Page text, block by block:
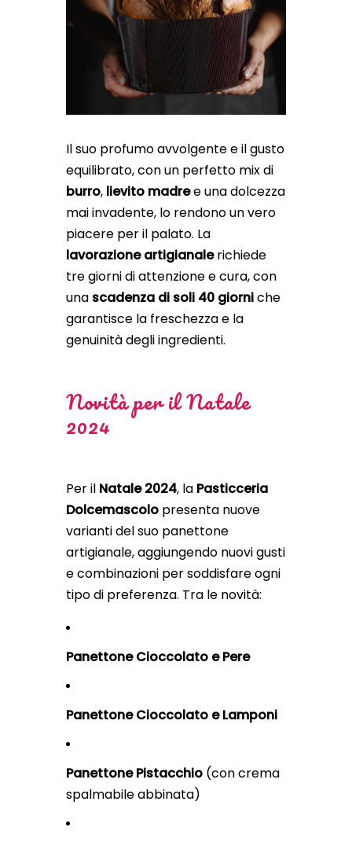
Il suo profumo avvolgente e il gusto
equilibrato, con un perfetto mix di
burro, lievito madree una dolcezza
mai invadente, lo rendono un vero
piacere per il palato. La
lavorazione artigianalerichiede
tre giorni di attenzione e cura, con
una scadenza di soli 40 giorniche
garantisce la freschezza e la
genuinità degli ingredienti.
Novità per il Natale
2024
Per il Natale 2024, la Pasticceria
Dolcemascolo presenta nuove
varianti del suo panettone
artigianale, aggiungendo nuovi gusti
e combinazioni per soddisfare ogni
tipo di preferenza. Tra le novità:
Panettone Cioccolato e Pere
Panettone Cioccolato e Lamponi
Panettone Pistacchio (con crema
spalmabile abbinata)